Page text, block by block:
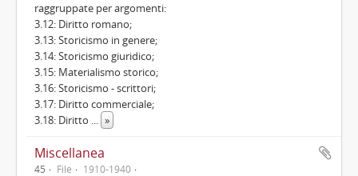
raggruppate per argomenti:
3.12: Diritto romano;
3.13: Storicismo in genere;
3.14: Storicismo giuridico;
3.15: Materialismo storico;
3.16: Storicismo - scrittori;
3.17: Diritto commerciale;
3.18: Diritto ... »
Miscellanea
45 File
1910-1940